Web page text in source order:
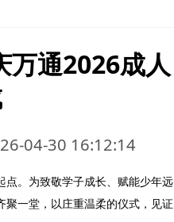
万通2026成人
04-30 16:12:14
。为致敬学子成长、赋能少年远
一堂，以庄重温柔的仪式，见证